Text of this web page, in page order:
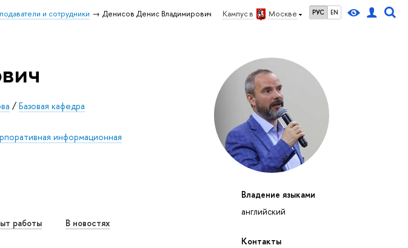
Кампус в Москве РУС EN
и сотрудники Денисов Денис Владимирович
Владение языками
английский
Контакты
/Базовая кафедра
информационная
работы В новостях